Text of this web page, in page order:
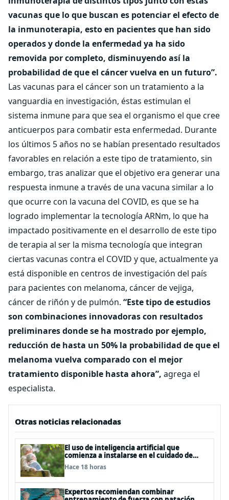
vacunas que lo que buscan es potenciar el efecto de
la inmunoterapia, esto en pacientes que han sido
operados y donde la enfermedad ya ha sido
removida por completo, disminuyendo así la
probabilidad de que el cáncer vuelva en un futuro”.
Las vacunas para el cáncer son un tratamiento a la
vanguardia en investigación, éstas estimulan el
sistema inmune para que sea el organismo el que cree
anticuerpos para combatir esta enfermedad. Durante
los últimos 5 años no se habían presentado resultados
favorables en relación a este tipo de tratamiento, sin
embargo, tras analizar que el objetivo era generar una
respuesta inmune a través de una vacuna similar a lo
que ocurre con la vacuna del COVID, es que se ha
logrado implementar la tecnología ARNm, lo que ha
impactado positivamente en el desarrollo de este tipo
de terapia al ser la misma tecnología que integran
ciertas vacunas contra el COVID y que, actualmente ya
está disponible en centros de investigación del país
para pacientes con melanoma, cáncer de vejiga,
cáncer de riñón y de pulmón. “Este tipo de estudios
son combinaciones innovadoras con resultados
preliminares donde se ha mostrado por ejemplo,
reducción de hasta un 50% la probabilidad de que el
melanoma vuelva comparado con el mejor
tratamiento disponible hasta ahora”, agrega el
especialista.
Otras noticias relacionadas
El uso de inteligencia artificial que
comienza a instalarse en el cuidado de
personas mayores
Hace 18 horas
Expertos recomiendan combinar